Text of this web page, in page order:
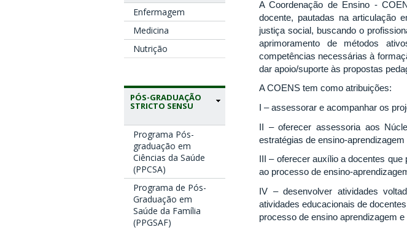
Enfermagem
Medicina
Nutrição
PÓS-GRADUAÇÃO
STRICTO SENSU
Programa Pós-
graduação em
Ciências da Saúde
(PPCSA)
Programa de Pós-
Graduação em
Saúde da Família
(PPGSAF)
A Coordenação de Ensino -
docente, pautadas na articulação
justiça social, buscando o
aprimoramento de métodos
competências necessárias à
dar apoio/suporte às propostas
A COENS tem como atribuições:
I – assessorar e acompanhar os
II – oferecer assessoria aos
estratégias de ensino-
III – oferecer auxílio a docentes
ao processo de ensino-
IV – desenvolver atividades
atividades educacionais de
processo de ensino aprendizagem